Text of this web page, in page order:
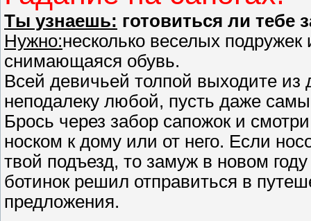
Ты узнаешь: готовиться ли тебе
Нужно:несколько веселых подружек
снимающаяся обувь.
Всей девичьей толпой выходите из
неподалеку любой, пусть даже
Брось через забор сапожок и
носком к дому или от него. Если
твой подъезд, то замуж в новом
ботинок решил отправиться в
предложения.